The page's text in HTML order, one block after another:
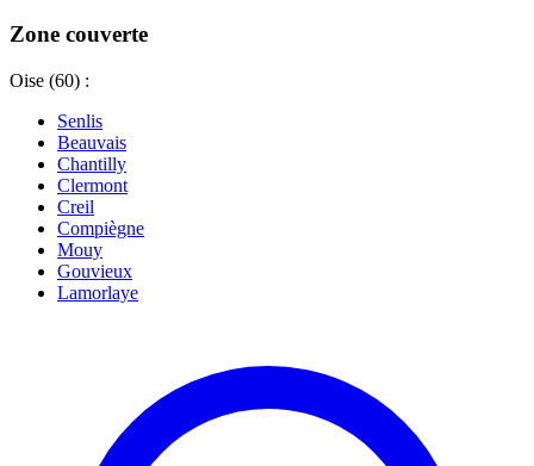
Zone couverte
Oise (60) :
Senlis
Beauvais
Chantilly
Clermont
Creil
Compiègne
Mouy
Gouvieux
Lamorlaye